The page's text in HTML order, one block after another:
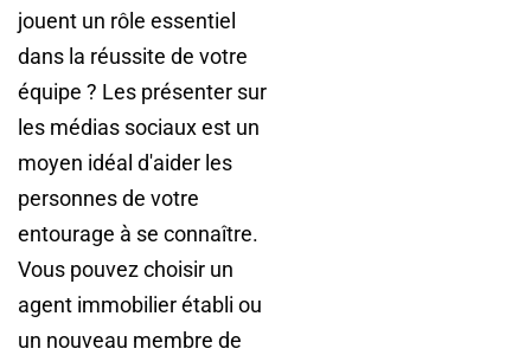
jouent un rôle essentiel
dans la réussite de votre
équipe ? Les présenter sur
les médias sociaux est un
moyen idéal d'aider les
personnes de votre
entourage à se connaître.
Vous pouvez choisir un
agent immobilier établi ou
un nouveau membre de